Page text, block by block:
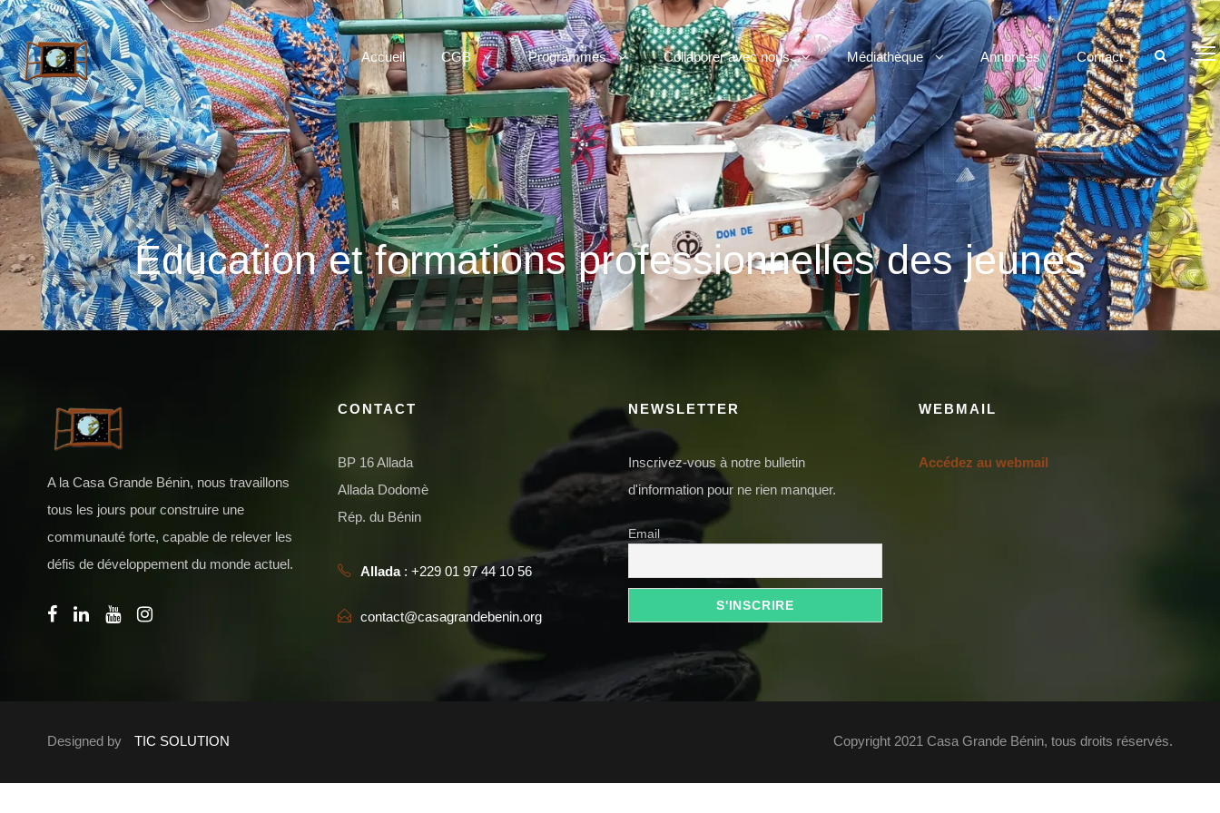
Accueil CGB Programmes Collaborer avec nous Médiathèque Annonces Contact
Éducation et formations professionnelles des jeunes
A la Casa Grande Bénin, nous travaillons
tous les jours pour construire une
communauté forte, capable de relever les
défis de développement du monde actuel.
CONTACT
BP 16 Allada
Allada Dodomè
Rép. du Bénin
Allada: +229 01 97 44 10 56
contact@casagrandebenin.org
NEWSLETTER
Inscrivez-vous à notre bulletin
d'information pour ne rien manquer.
Email
WEBMAIL
Accédez au webmail
Designed by TIC SOLUTION Copyright 2021 Casa Grande Bénin, tous droits réservés.